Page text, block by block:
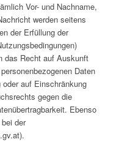
Vor- und Nachname,
werden seitens
der Erfüllung der
das Recht auf Auskunft
Daten
auf Einschränkung
gegen die
Ebenso
der